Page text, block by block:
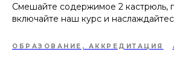
Смешайте содержимое 2 кастрюль,
включайте наш курс и
ОБРАЗОВАНИЕ, АККРЕДИТАЦИЯ